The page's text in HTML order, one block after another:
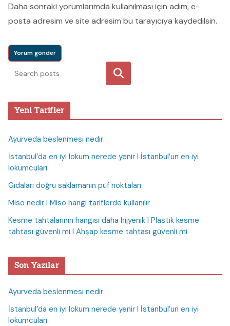
Daha sonraki yorumlarımda kullanılması için adım, e-
posta adresim ve site adresim bu tarayıcıya kaydedilsin.
Ara
Yeni Tarifler
Ayurveda beslenmesi nedir
İstanbul’da en iyi lokum nerede yenir I İstanbul’un en iyi
lokumcuları
Gıdaları doğru saklamanın püf noktaları
Miso nedir I Miso hangi tariflerde kullanılır
Kesme tahtalarının hangisi daha hijyenik I Plastik kesme
tahtası güvenli mi I Ahşap kesme tahtası güvenli mi
Son Yazılar
Ayurveda beslenmesi nedir
İstanbul’da en iyi lokum nerede yenir I İstanbul’un en iyi
lokumcuları